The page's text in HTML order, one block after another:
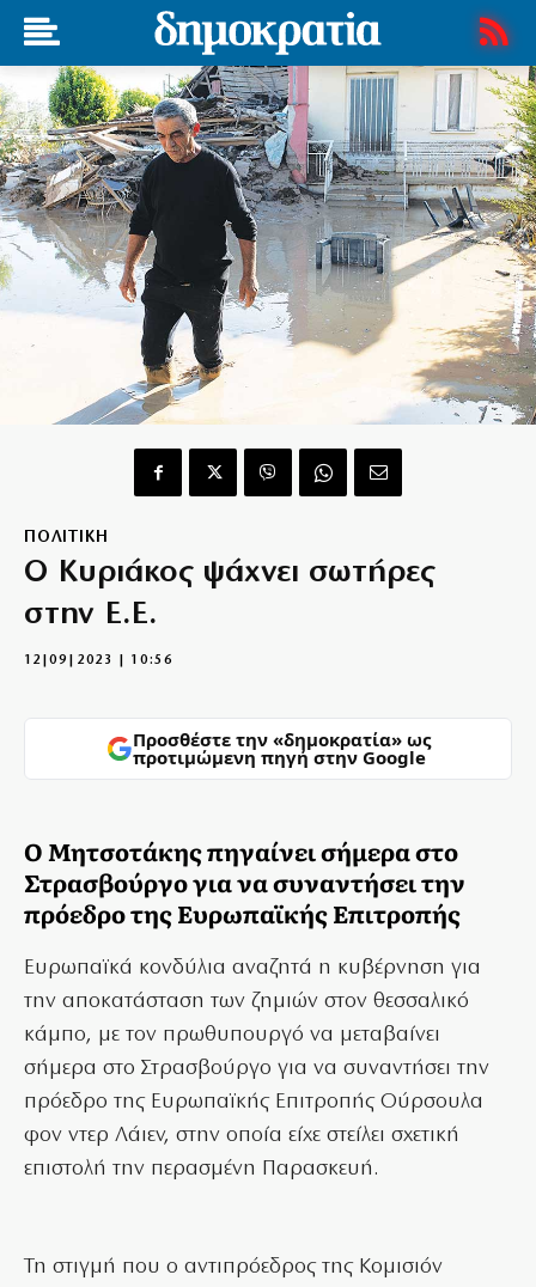
ΠΟΛΙΤΙΚΗ
Ο Κυριάκος ψάχνει σωτήρες
στην Ε.Ε.
12|09|2023 | 10:56
Προσθέστε την «δημοκρατία» ως
προτιμώμενη πηγή στην Google
Ο Μητσοτάκης πηγαίνει σήμερα στο
Στρασβούργο για να συναντήσει την
πρόεδρο της Ευρωπαϊκής Επιτροπής
Ευρωπαϊκά κονδύλια αναζητά η κυβέρνηση για
την αποκατάσταση των ζημιών στον θεσσαλικό
κάμπο, με τον πρωθυπουργό να μεταβαίνει
σήμερα στο Στρασβούργο για να συναντήσει την
πρόεδρο της Ευρωπαϊκής Επιτροπής Ούρσουλα
φον ντερ Λάιεν, στην οποία είχε στείλει σχετική
επιστολή την περασμένη Παρασκευή.
Τη στιγμή που ο αντιπρόεδρος της Κομισιόν